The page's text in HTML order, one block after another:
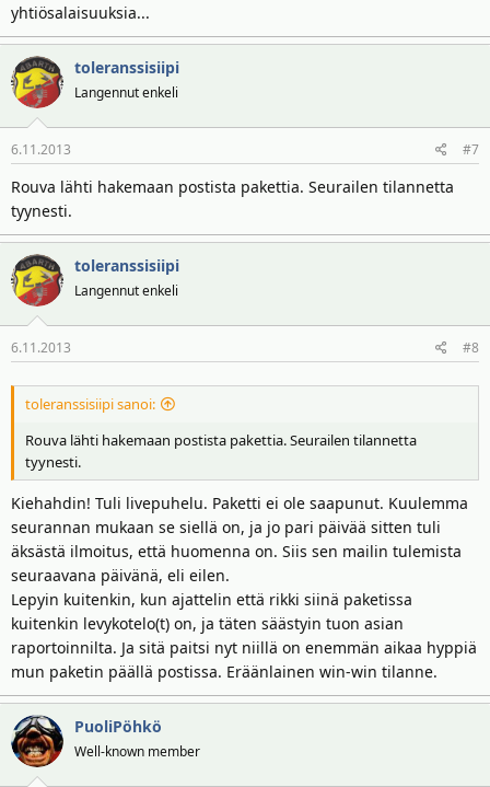
yhtiösalaisuuksia...
toleranssisiipi
Langennut enkeli
6.11.2013 #7
Rouva lähti hakemaan postista pakettia. Seurailen tilannetta
tyynesti.
toleranssisiipi
Langennut enkeli
6.11.2013 #8
toleranssisiipi sanoi:
Rouva lähti hakemaan postista pakettia. Seurailen tilannetta
tyynesti.
Kiehahdin! Tuli livepuhelu. Paketti ei ole saapunut. Kuulemma
seurannan mukaan se siellä on, ja jo pari päivää sitten tuli
äksästä ilmoitus, että huomenna on. Siis sen mailin tulemista
seuraavana päivänä, eli eilen.
Lepyin kuitenkin, kun ajattelin että rikki siinä paketissa
kuitenkin levykotelo(t) on, ja täten säästyin tuon asian
raportoinnilta. Ja sitä paitsi nyt niillä on enemmän aikaa hyppiä
mun paketin päällä postissa. Eräänlainen win-win tilanne.
PuoliPöhkö
Well-known member